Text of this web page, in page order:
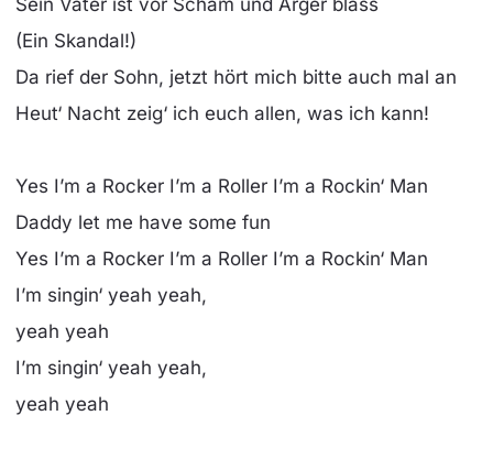
(Ein Skandal!)
Da rief der Sohn, jetzt hört mich bitte auch mal an
Heut‘ Nacht zeig‘ ich euch allen, was ich kann!
Yes I’m a Rocker I’m a Roller I’m a Rockin‘ Man
Daddy let me have some fun
Yes I’m a Rocker I’m a Roller I’m a Rockin‘ Man
I’m singin‘ yeah yeah,
yeah yeah
I’m singin‘ yeah yeah,
yeah yeah